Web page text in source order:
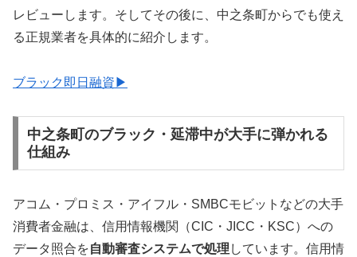
レビューします。そしてその後に、中之条町からでも使え
る正規業者を具体的に紹介します。
ブラック即日融資▶
中之条町のブラック・延滞中が大手に弾かれる
仕組み
アコム・プロミス・アイフル・SMBCモビットなどの大手
消費者金融は、信用情報機関（CIC・JICC・KSC）への
データ照合を自動審査システムで処理 しています。信用情